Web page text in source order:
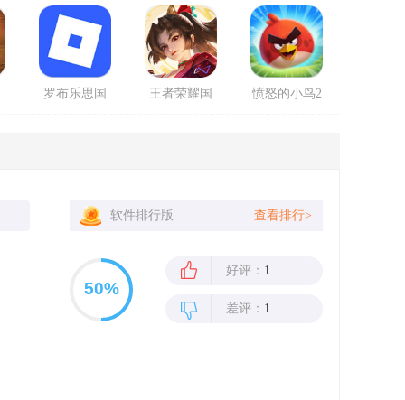
罗布乐思国
王者荣耀国
愤怒的小鸟2
软件排行版 查看排行>
好评： 1
差评： 1